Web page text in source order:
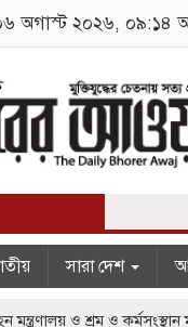
অগাস্ট ২০২৬, ০৯:১৪
সারা দেশ
মন্ত্রণালয় ও শ্রম ও